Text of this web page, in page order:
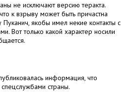
не исключают версию теракта.
к взрыву может быть причастна
Пуканич, якобы имел некие контакты с
Вот только какой характер носили
информация, что
страны.